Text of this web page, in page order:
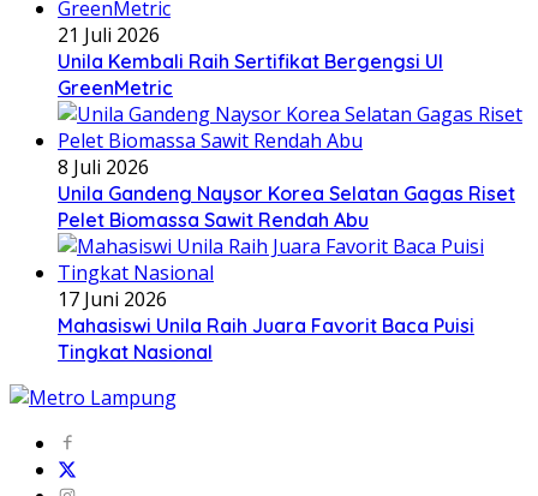
21 Juli 2026
Unila Kembali Raih Sertifikat Bergengsi UI
GreenMetric
8 Juli 2026
Unila Gandeng Naysor Korea Selatan Gagas Riset
Pelet Biomassa Sawit Rendah Abu
17 Juni 2026
Mahasiswi Unila Raih Juara Favorit Baca Puisi
Tingkat Nasional